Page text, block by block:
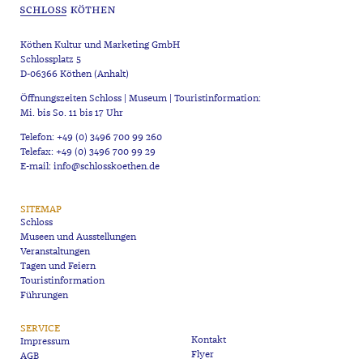
Köthen Kultur und Marketing GmbH
Schlossplatz 5
D-06366 Köthen (Anhalt)
Öffnungszeiten Schloss | Museum | Touristinformation:
Mi. bis So. 11 bis 17 Uhr
Telefon: +49 (0) 3496 700 99 260
Telefax: +49 (0) 3496 700 99 29
E-mail: info@schlosskoethen.de
SITEMAP
Schloss
Museen und Ausstellungen
Veranstaltungen
Tagen und Feiern
Touristinformation
Führungen
SERVICE
Impressum
AGB
Kontakt
Flyer